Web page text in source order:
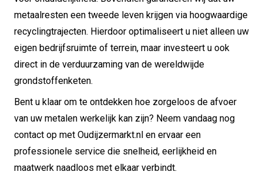
metaalresten een tweede leven krijgen via hoogwaardige
recyclingtrajecten. Hierdoor optimaliseert u niet alleen uw
eigen bedrijfsruimte of terrein, maar investeert u ook
direct in de verduurzaming van de wereldwijde
grondstoffenketen.
Bent u klaar om te ontdekken hoe zorgeloos de afvoer
van uw metalen werkelijk kan zijn? Neem vandaag nog
contact op met Oudijzermarkt.nl en ervaar een
professionele service die snelheid, eerlijkheid en
maatwerk naadloos met elkaar verbindt.